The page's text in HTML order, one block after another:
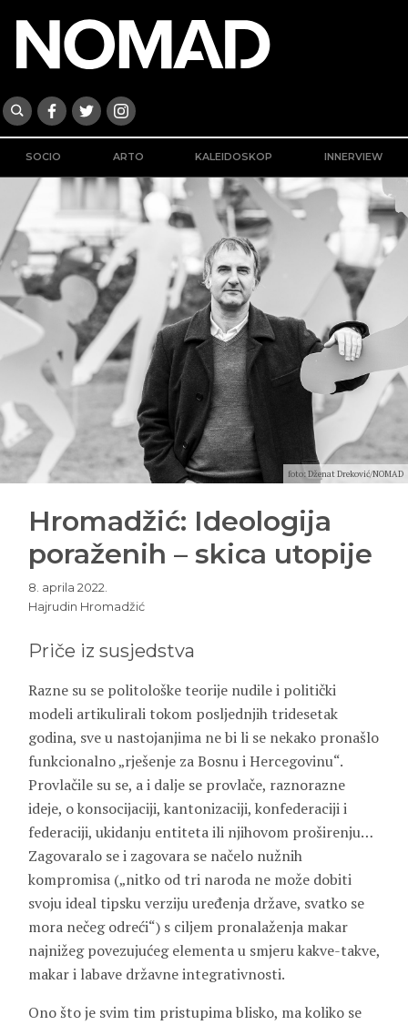
SOCIO ARTO KALEIDOSKOP INNERVIEW
foto: Dženat Dreković/NOMAD
Hromadžić: Ideologija
poraženih – skica utopije
8. aprila 2022.
Hajrudin Hromadžić
Priče iz susjedstva
Razne su se politološke teorije nudile i politički
modeli artikulirali tokom posljednjih tridesetak
godina, sve u nastojanjima ne bi li se nekako pronašlo
funkcionalno „rješenje za Bosnu i Hercegovinu“.
Provlačile su se, a i dalje se provlače, raznorazne
ideje, o konsocijaciji, kantonizaciji, konfederaciji i
federaciji, ukidanju entiteta ili njihovom proširenju…
Zagovaralo se i zagovara se načelo nužnih
kompromisa („nitko od tri naroda ne može dobiti
svoju ideal tipsku verziju uređenja države, svatko se
mora nečeg odreći“) s ciljem pronalaženja makar
najnižeg povezujućeg elementa u smjeru kakve-takve,
makar i labave državne integrativnosti.
Ono što je svim tim pristupima blisko, ma koliko se